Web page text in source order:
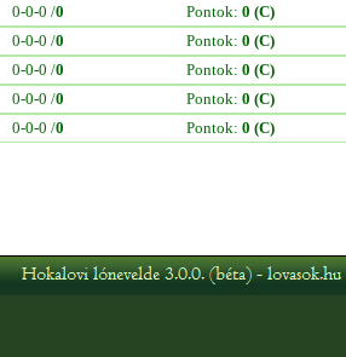
0-0-0 /0 Pontok: 0 (C)
0-0-0 /0 Pontok: 0 (C)
0-0-0 /0 Pontok: 0 (C)
0-0-0 /0 Pontok: 0 (C)
0-0-0 /0 Pontok: 0 (C)